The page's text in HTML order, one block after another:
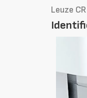
Leuze